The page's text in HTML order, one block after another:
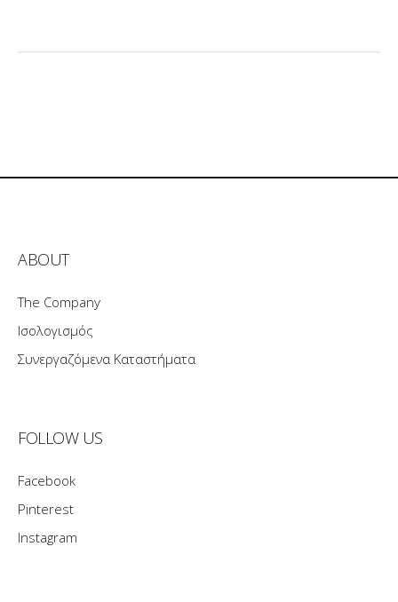
ABOUT
The Company
Ισολογισμός
Συνεργαζόμενα Καταστήματα
FOLLOW US
Facebook
Pinterest
Instagram